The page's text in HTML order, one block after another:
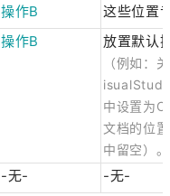
操作B
这些位置
操作B 放置默认
（例如：
中设置为
文档的位
中留空）。
-无- -无-